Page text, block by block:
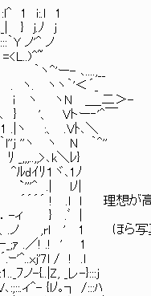
1
ﾉ j
ノ
....,__
'＜´_
＿_二＞-
ー‐'^￣
.Vﾄ､＼
ヽ N ｀^''
､k＼ﾚ}
１ヾ､1ﾉ
.| lﾉ|
が高すぎて 危険
ィ } .ﾞ |
写真！しゃーし
.／! .! ' 1
/ ! .l
_レ-}:::j
^- {lﾉ｡┐ /:::ﾊ